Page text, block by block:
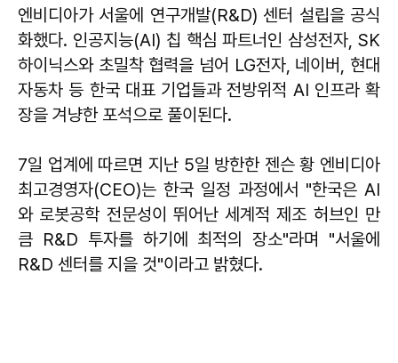
엔비디아가 서울에 연구개발(R&D) 센터 설립을 공식
화했다. 인공지능(AI) 칩 핵심 파트너인 삼성전자, SK
하이닉스와 초밀착 협력을 넘어 LG전자, 네이버, 현대
자동차 등 한국 대표 기업들과 전방위적 AI 인프라 확
장을 겨냥한 포석으로 풀이된다.
7일 업계에 따르면 지난 5일 방한한 젠슨 황 엔비디아
최고경영자(CEO)는 한국 일정 과정에서 "한국은 AI
와 로봇공학 전문성이 뛰어난 세계적 제조 허브인 만
큼 R&D 투자를 하기에 최적의 장소"라며 "서울에
R&D 센터를 지을 것"이라고 밝혔다.